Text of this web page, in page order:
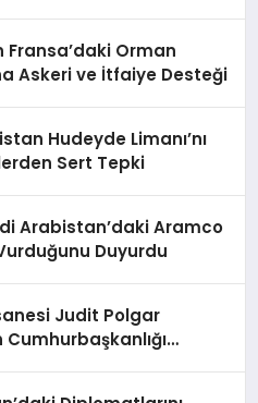
Fransa’daki Orman
Askeri ve İtfaiye Desteği
Hudeyde Limanı’nı
Sert Tepki
Arabistan’daki Aramco
Duyurdu
Judit Polgar